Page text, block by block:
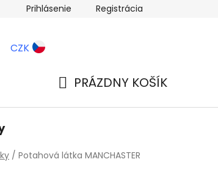
Blog
Prihlásenie Registrácia
CZK
PRÁZDNY KOŠÍK
/ Potahová látka MANCHASTER